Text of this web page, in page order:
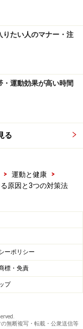
ウオーキングより
レ」が効果的で
増え、基礎代謝量
トレをしていない
行う自重トレーニ
サイズの王様」と
分の大きな筋肉を
エクササイズの一
の正しいフォーム
、あわせてご覧く
容をご確認くださ
る情報の提供は、診
必要とする方は、適
。記事内容は執筆者
有効性を保証するも
に基づいて被ったい
の他当社と契約した
りたい人のマナー・注
運動効果が高い時間
る
> 運動と健康
>
原因と3つの対策法
ーポリシー
標・免責
プ
無断複写・転載・公衆送信等